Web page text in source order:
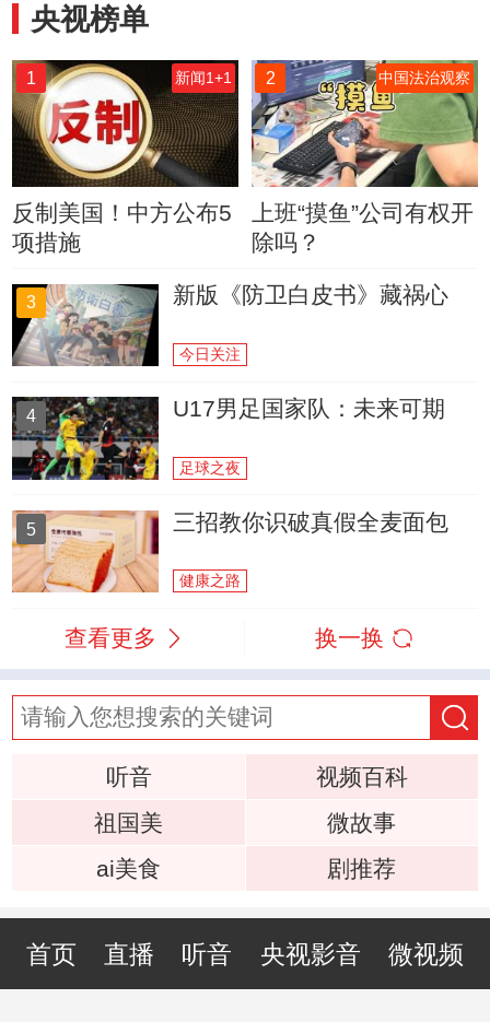
央视榜单
1 新闻1+1
反制美国！中方公布5
项措施
2 中国法治观察
上班“摸鱼”公司有权开
除吗？
3 新版《防卫白皮书》藏祸心
今日关注
4 U17男足国家队：未来可期
足球之夜
5 三招教你识破真假全麦面包
健康之路
查看更多 换一换
听音
视频百科
祖国美
微故事
ai美食
剧推荐
首页 直播 听音 央视影音 微视频